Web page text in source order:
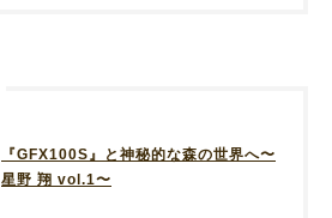
『GFX100S』と神秘的な森の世界へ〜
星野 翔 vol.1〜